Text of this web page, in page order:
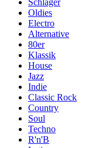
Schlager
Oldies
Electro
Alternative
80er
Klassik
House
Jazz
Indie
Classic Rock
Country
Soul
Techno
R'n'B